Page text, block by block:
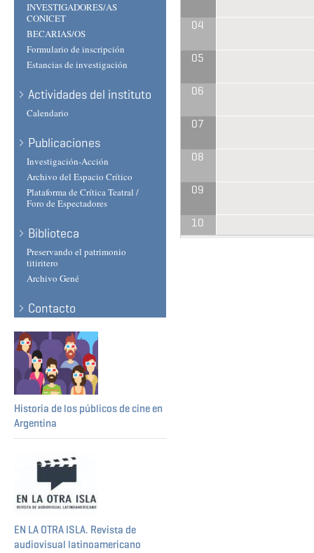
INVESTIGADORES/AS
CONICET
BECARIAS/OS
Formulario de inscripción
Estancias de investigación
Actividades del instituto
Calendario
Publicaciones
Investigación-Acción
Archivo del Espacio Crítico
Plataforma de Crítica Teatral /
Foro de Espectadores
Biblioteca
Preservando el patrimonio
titiritero
Archivo Gené
Contacto
Historia de los públicos de cine en
Argentina
EN LA OTRA ISLA. Revista de
audiovisual latinoamericano
04
05
06
07
08
09
10